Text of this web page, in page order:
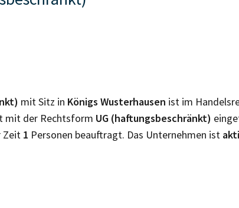
mit Sitz in Königs Wusterhausen ist im
mit der Rechtsform UG (haftungsbeschränkt)
Zeit 1 Personen beauftragt. Das Unternehmen ist